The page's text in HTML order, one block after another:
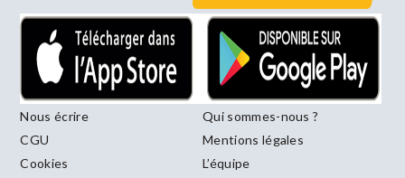
Nous écrire
Qui sommes-nous ?
CGU
Mentions légales
Cookies
L’équipe